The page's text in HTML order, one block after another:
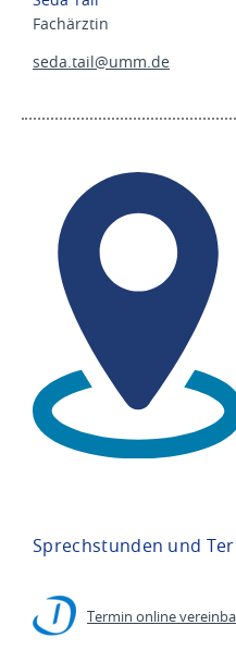
Fachärztin
seda.tail@umm.de
Sprechstunden und
Termin online